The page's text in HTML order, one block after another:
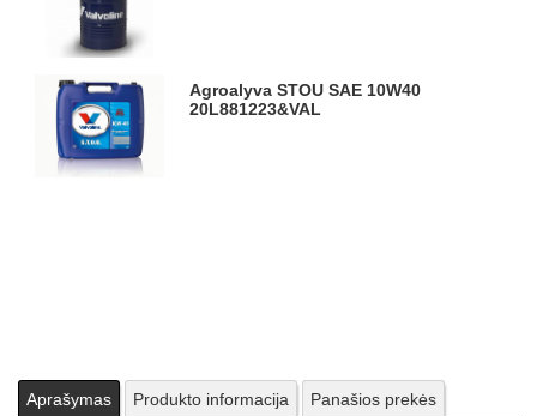
Agroalyva STOU SAE 10W40
20L881223&VAL
Aprašymas Produkto informacija Panašios prekės